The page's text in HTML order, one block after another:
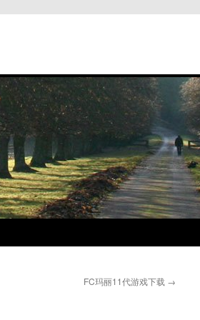
FC玛丽11代游戏下载 →